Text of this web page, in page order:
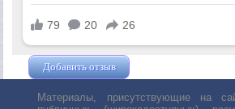
Добавить отзыв
Материалы, присутствующие на